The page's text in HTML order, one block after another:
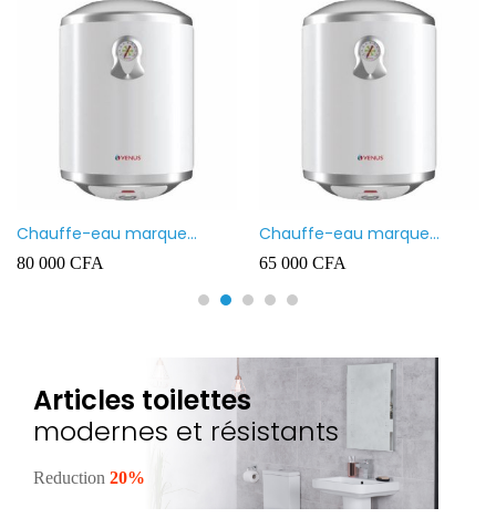
Chauffe-eau marque
VENUS 80L
80 000 CFA
Chauffe-eau marque
VENUS 50L
65 000 CFA
Articles toilettes
modernes et résistants
Reduction 20%